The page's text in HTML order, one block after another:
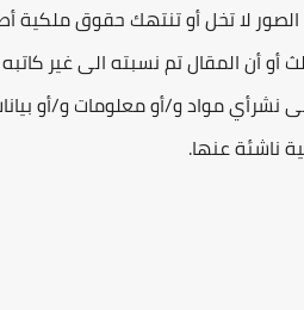
الصور لا تخل أو تنتهك حقوق ملكية
المقال تم نسبته الى غير
نشرأي مواد و/أو معلومات و/أو
ناشئة عنها.